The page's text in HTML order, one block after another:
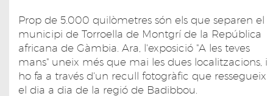
Prop de 5.000 quilòmetres són els que separen el
municipi de Torroella de Montgrí de la República
africana de Gàmbia. Ara, l'exposició "A les teves
mans" uneix més que mai les dues localitzacions, i
ho fa a través d'un recull fotogràfic que ressegueix
el dia a dia de la regió de Badibbou.